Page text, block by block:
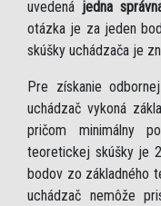
uvedená jedna
otázka je za jeden
skúšky uchádzača je
Pre získanie
uchádzač vykoná
pričom minimálny
teoretickej skúšky je
bodov zo základného
uchádzač nemôže